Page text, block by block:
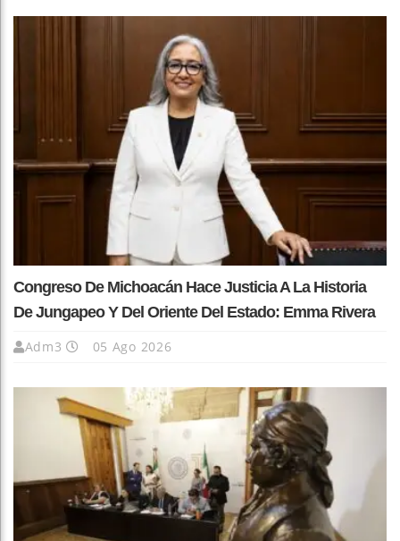
Congreso De Michoacán Hace Justicia A La Historia
De Jungapeo Y Del Oriente Del Estado: Emma Rivera
Adm3 05 Ago 2026